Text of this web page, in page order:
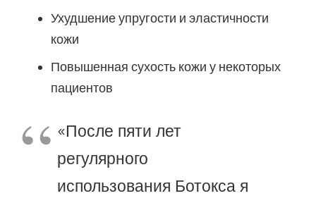
Ухудшение упругости и эластичности
кожи
Повышенная сухость кожи у некоторых
пациентов
«После пяти лет
регулярного
использования Ботокса я